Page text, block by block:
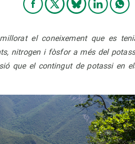
el coneixement que es
nitrogen i fòsfor a més del
que el contingut de potassi en